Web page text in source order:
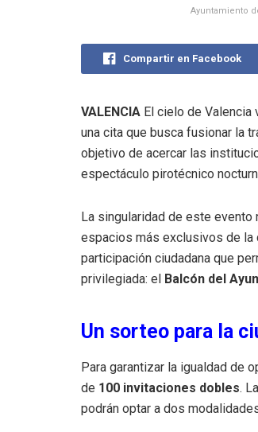
Ayuntamiento
Compartir en Facebook
VALENCIA El cielo de Valencia
una cita que busca fusionar la
objetivo de acercar las
espectáculo pirotécnico
La singularidad de este evento
espacios más exclusivos de la
participación ciudadana que
privilegiada: el Balcón del
Un sorteo para la
Para garantizar la igualdad de
de 100 invitaciones dobles.
podrán optar a dos